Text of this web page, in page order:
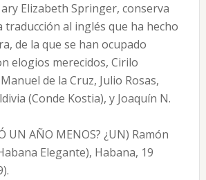
Elizabeth Springer, conserva
traducción al inglés que ha hecho
de la que se han ocupado
elogios merecidos, Cirilo
de la Cruz, Julio Rosas,
(Conde Kostia), y Joaquín N.
UN AÑO MENOS? ¿UN) Ramón
Elegante), Habana, 19